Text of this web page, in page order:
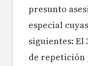
presunto
especial
siguientes: El
de repetición